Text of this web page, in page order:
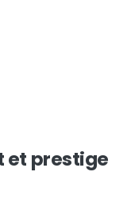
et prestige